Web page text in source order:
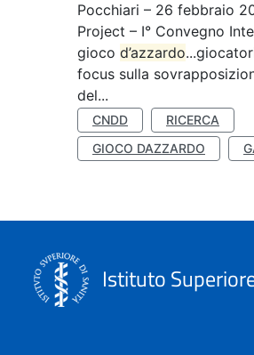
Pocchiari – 26 febbraio
Project – I° Convegno
gioco d’azzardo
focus sulla
del...
CNDD
RICERCA
GIOCO DAZZARDO
Istituto